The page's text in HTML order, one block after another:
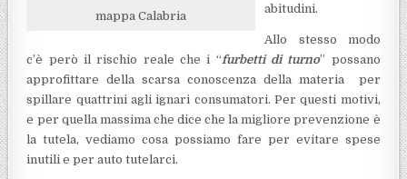
mappa Calabria
abitudini.
Allo stesso modo
c’è però il rischio reale che i “furbetti di turno” possano
approfittare della scarsa conoscenza della materia per
spillare quattrini agli ignari consumatori. Per questi motivi,
e per quella massima che dice che la migliore prevenzione è
la tutela, vediamo cosa possiamo fare per evitare spese
inutili e per auto tutelarci.